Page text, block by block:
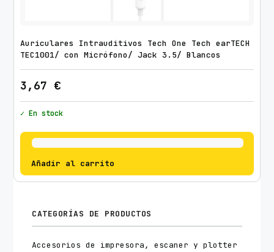
Auriculares Intrauditivos Tech One Tech earTECH
TEC1001/ con Micrófono/ Jack 3.5/ Blancos
3,67 €
✓ En stock
Añadir al carrito
CATEGORÍAS DE PRODUCTOS
Accesorios de impresora, escaner y plotter